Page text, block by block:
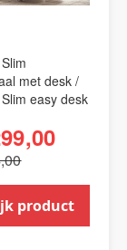
met desk /
easy desk
product